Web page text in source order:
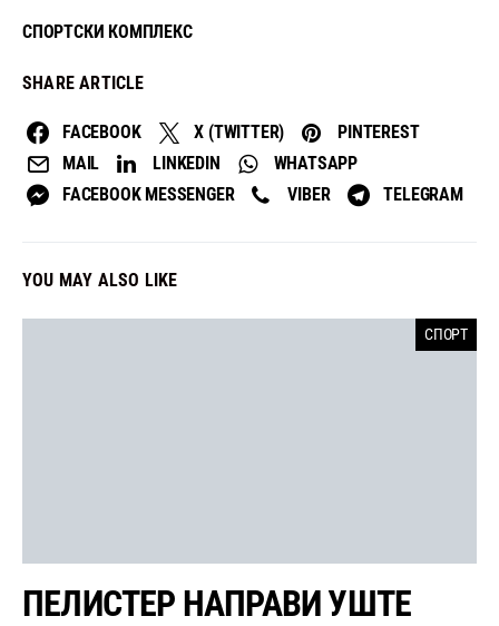
СПОРТСКИ КОМПЛЕКС
SHARE ARTICLE
FACEBOOK X (TWITTER)
PINTEREST
MAIL
LINKEDIN
WHATSAPP
FACEBOOK MESSENGER
VIBER TELEGRAM
YOU MAY ALSO LIKE
СПОРТ
ПЕЛИСТЕР НАПРАВИ УШТЕ